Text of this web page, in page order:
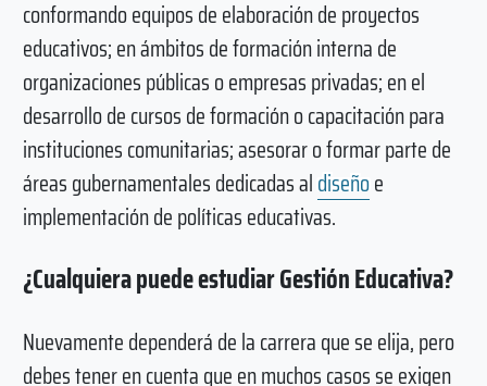
conformando equipos de elaboración de proyectos
educativos; en ámbitos de formación interna de
organizaciones públicas o empresas privadas; en el
desarrollo de cursos de formación o capacitación para
instituciones comunitarias; asesorar o formar parte de
áreas gubernamentales dedicadas aldiseñoe
implementación de políticas educativas.
¿Cualquiera puede estudiar Gestión Educativa?
Nuevamente dependerá de la carrera que se elija, pero
debes tener en cuenta que en muchos casos se exigen